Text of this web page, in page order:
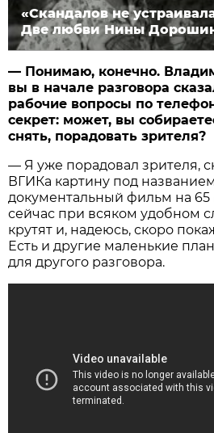
«Скандалов не
Две любви Нины
— Понимаю, конечно.
вы в начале разговора
рабочие вопросы по
секрет: может, вы
снять, порадовать зрителя?
— Я уже порадовал зрителя,
ВГИКа картину под
документальный фильм на 65
сейчас при всяком удобном
крутят и, надеюсь, скоро
Есть и другие маленькие
для другого разговора.